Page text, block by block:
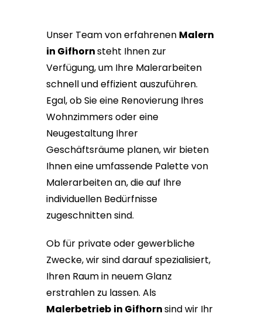
Unser Team von erfahrenen Malern
in Gifhornsteht Ihnen zur
Verfügung, um Ihre Malerarbeiten
schnell und effizient auszuführen.
Egal, ob Sie eine Renovierung Ihres
Wohnzimmers oder eine
Neugestaltung Ihrer
Geschäftsräume planen, wir bieten
Ihnen eine umfassende Palette von
Malerarbeiten an, die auf Ihre
individuellen Bedürfnisse
zugeschnitten sind.
Ob für private oder gewerbliche
Zwecke, wir sind darauf spezialisiert,
Ihren Raum in neuem Glanz
erstrahlen zu lassen. Als
Malerbetrieb in Gifhornsind wir Ihr